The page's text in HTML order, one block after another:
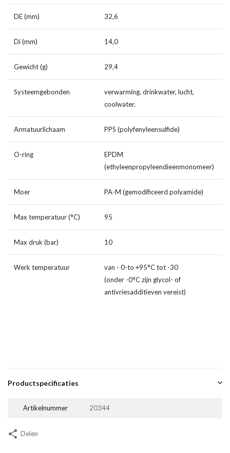
DE (mm) 32,6
Di (mm) 14,0
Gewicht (g) 29,4
Systeemgebonden
verwarming, drinkwater, lucht,
coolwater.
Armatuurlichaam PPS (polyfenyleensulfide)
O-ring
EPDM
(ethyleenpropyleendieenmonomeer)
Moer PA-M (gemodificeerd polyamide)
Max temperatuur (°C) 95
Max druk (bar) 10
Werk temperatuur
van - 0-to +95°C tot -30
(onder -0°C zijn glycol- of
antivriesadditieven vereist)
Productspecificaties
Artikelnummer 20344
Delen